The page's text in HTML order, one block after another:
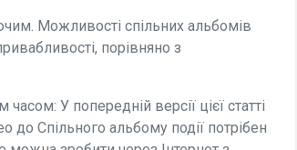
Можливості спільних альбомів
порівняно з
У попередній версії цієї статті
до Спільного альбому події потрібен